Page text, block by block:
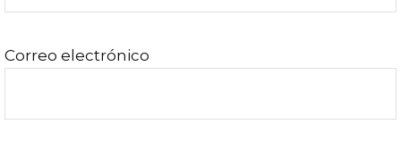
Correo electrónico